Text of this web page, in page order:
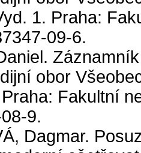
1. Praha:
09-6.
obor
Fakultní
9.
Dagmar.